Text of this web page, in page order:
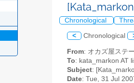
Chronological
< Chronological
From: オカズ屋ステ
To: kata_markon AT
Subject:
Date: Tue, 31 Jul